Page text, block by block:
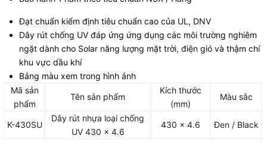
Đạt chuẩn kiểm định tiêu chuẩn cao của UL, DNV
Dây rút chống UV đáp ứng ứng dụng các môi trường nghiêm
ngặt dành cho Solar năng lượng mặt trời, điện gió và thậm chí
khu vực dầu khí
Bảng màu xem trong hình ảnh
Mã sản
phẩm
Tên sản phẩm
Kích thước
(mm)
Màu sắc
K-430SU
Dây rút nhựa loại chống
UV 430 x 4.6
430 x 4.6 Đen / Black